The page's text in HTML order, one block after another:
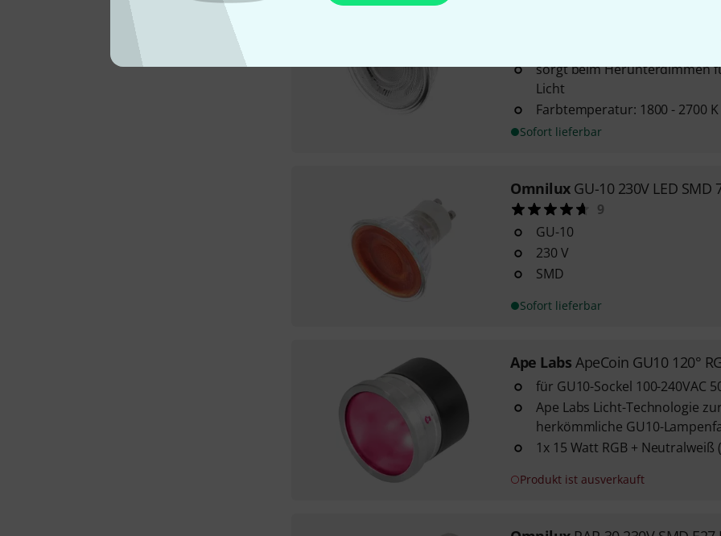
dimmbare LED-
sorgt beim Herunterdimmen
Licht
Farbtemperatur: 1800 - 2700 K
Sofort lieferbar
Omnilux GU-10 230V LED SMD
9
GU-10
230 V
SMD
Sofort lieferbar
Ape Labs ApeCoin GU10 120°
für GU10-Sockel 100-240VAC
Ape Labs Licht-Technologie
herkömmliche GU10-
1x 15 Watt RGB +
Produkt ist ausverkauft